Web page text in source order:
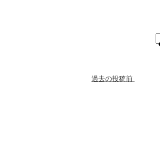
過去の投稿前